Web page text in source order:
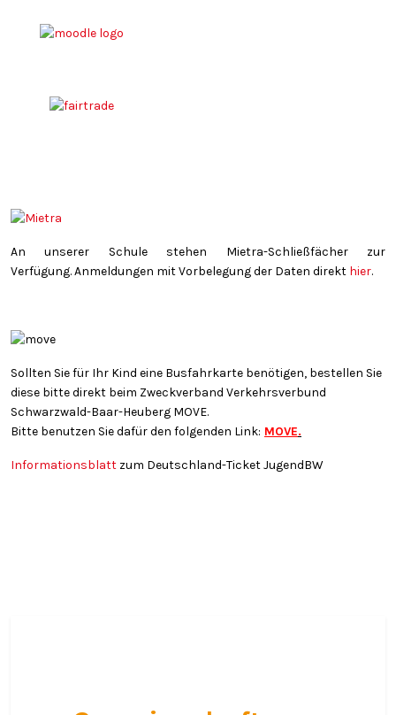
An unserer Schule stehen Mietra-Schließfächer zur
Verfügung. Anmeldungen mit Vorbelegung der Daten direkt hier.
Sollten Sie für Ihr Kind eine Busfahrkarte benötigen, bestellen Sie
diese bitte direkt beim Zweckverband Verkehrsverbund
Schwarzwald-Baar-Heuberg MOVE.
Bitte benutzen Sie dafür den folgenden Link: MOVE.
Informationsblatt zum Deutschland-Ticket JugendBW